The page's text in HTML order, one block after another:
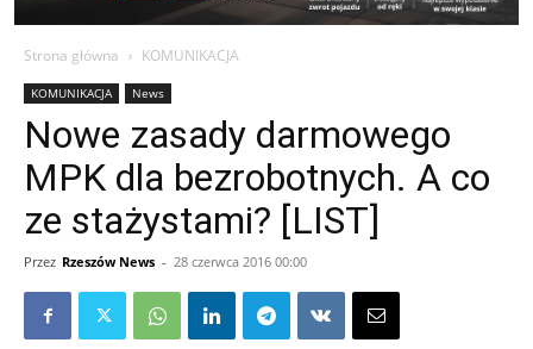
Strona główna KOMUNIKACJA
KOMUNIKACJA News
Nowe zasady darmowego
MPK dla bezrobotnych. A co
ze stażystami? [LIST]
Przez Rzeszów News - 28 czerwca 2016 00:00